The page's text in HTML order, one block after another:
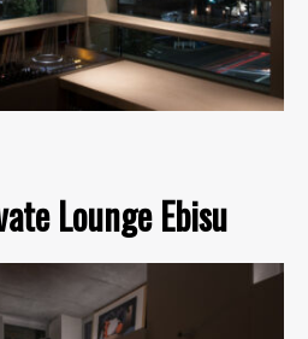
Lounge Ebisu